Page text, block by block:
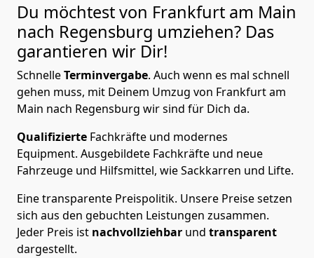
Du möchtest von Frankfurt am Main
nach Regensburg umziehen? Das
garantieren wir Dir!
SchnelleTerminvergabe. Auch wenn es mal schnell
gehen muss, mit Deinem Umzug von Frankfurt am
Main nach Regensburg wir sind für Dich da.
Qualifizierte Fachkräfte und modernes
Equipment. Ausgebildete Fachkräfte und neue
Fahrzeuge und Hilfsmittel, wie Sackkarren und Lifte.
Eine transparente Preispolitik. Unsere Preise setzen
sich aus den gebuchten Leistungen zusammen.
Jeder Preis ist nachvollziehbar und transparent
dargestellt.